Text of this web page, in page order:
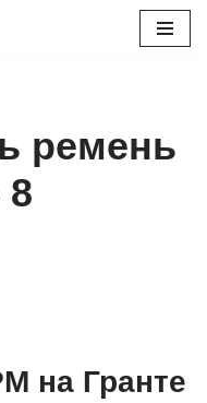
ремень
8
на Гранте